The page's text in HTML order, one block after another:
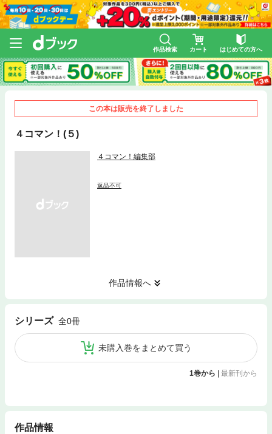
作品検索 カート はじめての方へ
この本は販売を終了しました
４コマン！(５)
４コマン！編集部
返品不可
作品情報へ
シリーズ 全0冊
未購入巻をまとめて買う
1巻から 最新刊から
作品情報